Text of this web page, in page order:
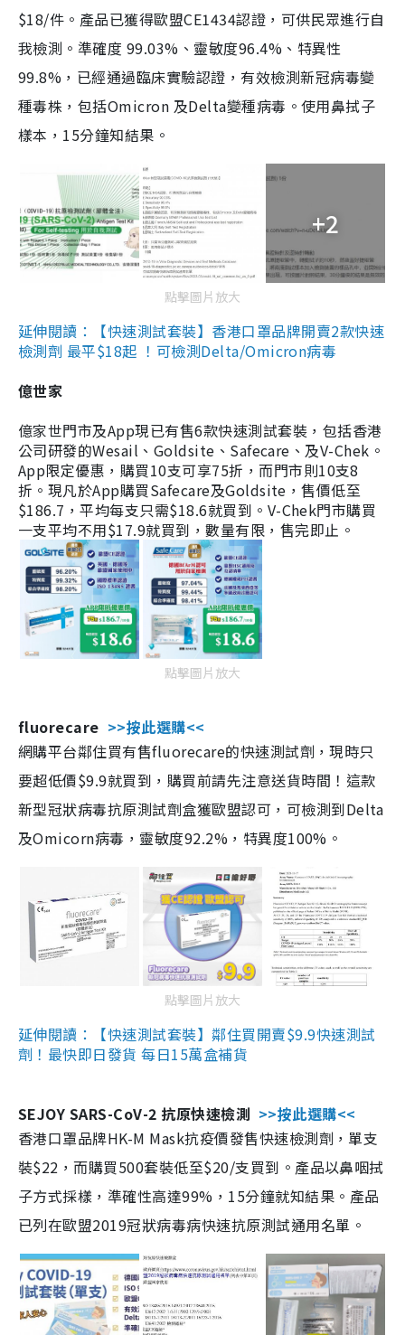
$18/件。產品已獲得歐盟CE1434認證，可供民眾進行自
我檢測。準確度 99.03%、靈敏度96.4%、特異性
99.8%，已經通過臨床實驗認證，有效檢測新冠病毒變
種毒株，包括Omicron 及Delta變種病毒。使用鼻拭子
樣本，15分鐘知結果。
+2
點擊圖片放大
延伸閱讀：【快速測試套裝】香港口罩品牌開賣2款快速
檢測劑 最平$18起 ！可檢測Delta/Omicron病毒
億世家
億家世門市及App現已有售6款快速測試套裝，包括香港
公司研發的Wesail、Goldsite、Safecare、及V-Chek。
App限定優惠，購買10支可享75折，而門市則10支8
折。現凡於App購買Safecare及Goldsite，售價低至
$186.7，平均每支只需$18.6就買到。V-Chek門市購買
一支平均不用$17.9就買到，數量有限，售完即止。
點擊圖片放大
fluorecare >>按此選購<<
網購平台鄰住買有售fluorecare的快速測試劑，現時只
要超低價$9.9就買到，購買前請先注意送貨時間！這款
新型冠狀病毒抗原測試劑盒獲歐盟認可，可檢測到Delta
及Omicorn病毒，靈敏度92.2%，特異度100%。
點擊圖片放大
延伸閱讀：【快速測試套裝】鄰住買開賣$9.9快速測試
劑！最快即日發貨 每日15萬盒補貨
SEJOY SARS-CoV-2 抗原快速檢測 >>按此選購<<
香港口罩品牌HK-M Mask抗疫價發售快速檢測劑，單支
裝$22，而購買500套裝低至$20/支買到。產品以鼻咽拭
子方式採樣，準確性高達99%，15分鐘就知結果。產品
已列在歐盟2019冠狀病毒病快速抗原測試通用名單。